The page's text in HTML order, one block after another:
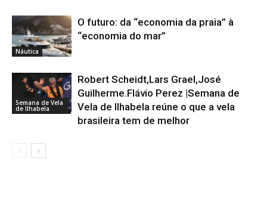
Náutica
O futuro: da “economia da praia” à
“economia do mar”
Semana de Vela
de Ilhabela
Robert Scheidt,Lars Grael,José
Guilherme.Flávio Perez |Semana de
Vela de Ilhabela reúne o que a vela
brasileira tem de melhor